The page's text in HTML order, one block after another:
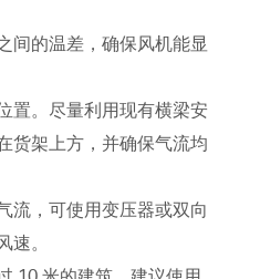
间的温差，确保风机能显
置。尽量利用现有横梁安
货架上方，并确保气流均
流，可使用变压器或双向
速。